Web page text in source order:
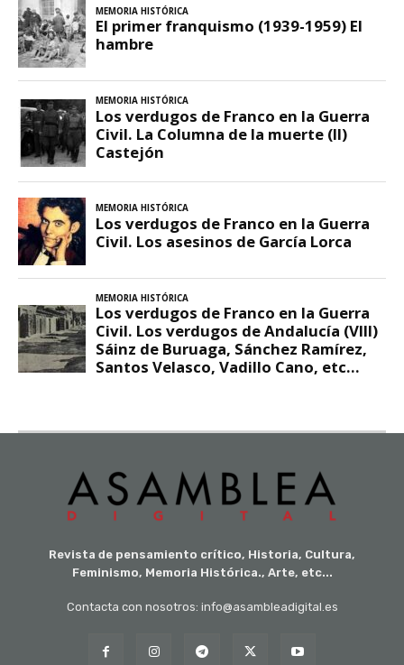
Revista de pensamiento crítico, Historia, Cultura,
Feminismo, Memoria Histórica., Arte, etc...
Contacta con nosotros: info@asambleadigital.es